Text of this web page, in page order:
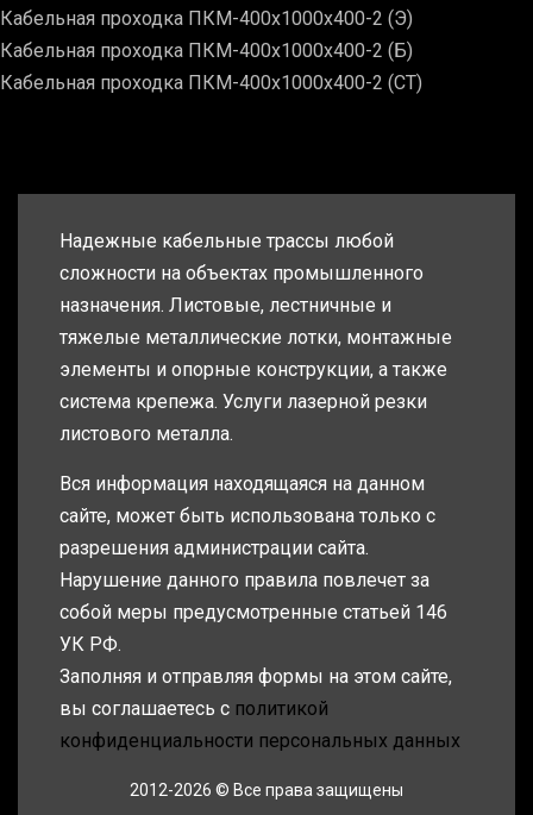
Кабельная проходка ПКМ-400х1000х400-2 (Э)
Кабельная проходка ПКМ-400х1000х400-2 (Б)
Кабельная проходка ПКМ-400х1000х400-2 (СТ)
Надежные кабельные трассы любой
сложности на объектах промышленного
назначения. Листовые, лестничные и
тяжелые металлические лотки, монтажные
элементы и опорные конструкции, а также
система крепежа. Услуги лазерной резки
листового металла.
Вся информация находящаяся на данном
сайте, может быть использована только с
разрешения администрации сайта.
Нарушение данного правила повлечет за
собой меры предусмотренные статьей 146
УК РФ.
Заполняя и отправляя формы на этом сайте,
вы соглашаетесь с политикой
конфиденциальности персональных данных
2012-2026 © Все права защищены